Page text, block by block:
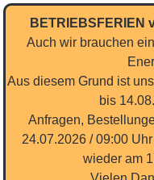
Zum Hauptinhalt
BETRIEBSFERIEN
Auch wir brauchen
Aus diesem Grund ist
bis
Anfragen,
24.07.2026 / 09:00
wieder am